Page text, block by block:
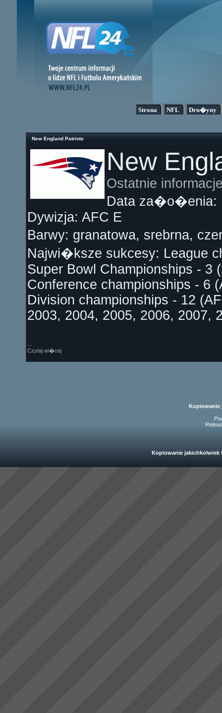
Strona NFL Dru�yny
New England Patriots
New
Ostatnie
Data za�o�enia:
Dywizja: AFC E
Barwy: granatowa, srebrna,
Najwi�ksze sukcesy: League
Super Bowl Championships - 3
Conference championships - 6
Division championships - 12
2003, 2004, 2005, 2006, 2007,
Czytaj wi�cej
Kopiowanie